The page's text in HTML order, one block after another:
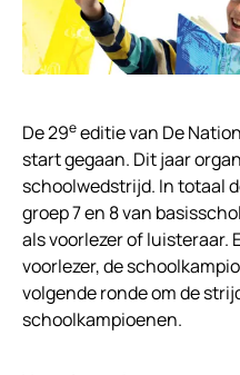
De 29eeditie van De
start gegaan. Dit jaar
schoolwedstrijd. In totaal
groep 7 en 8 van
als voorlezer of luisteraar.
voorlezer, de
volgende ronde om de
schoolkampioenen.